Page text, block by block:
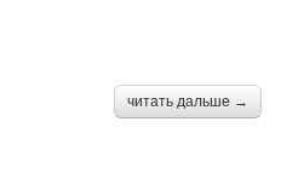
читать дальше →